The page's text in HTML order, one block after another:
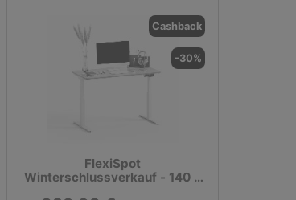
Cashback
-30%
FlexiSpot
Winterschlussverkauf - 140 €